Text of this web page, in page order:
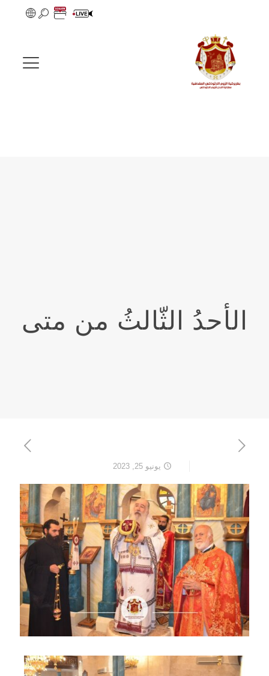
الأحدُ الثّالثُ من متى
يونيو 25, 2023